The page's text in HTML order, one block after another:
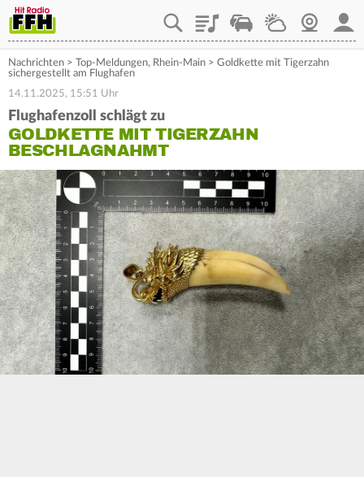
PlaylistStaupilotWetterWebcam
Nachrichten > Top-Meldungen, Rhein-Main > Goldkette mit Tigerzahn
sichergestellt am Flughafen
14.11.2025, 15:51 Uhr
Flughafenzoll schlägt zu
GOLDKETTE MIT TIGERZAHN
BESCHLAGNAHMT